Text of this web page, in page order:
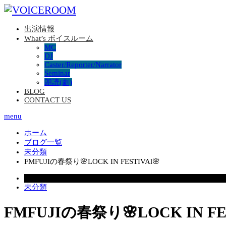
出演情報
What’s ボイスルーム
MC
DJ
Caster/Reporter/Narrator
Seminar
朗読(劇)
BLOG
CONTACT US
menu
ホーム
ブログ一覧
未分類
FMFUJIの春祭り🌸LOCK IN FESTIVAl🌸
未分類
FMFUJIの春祭り🌸LOCK IN